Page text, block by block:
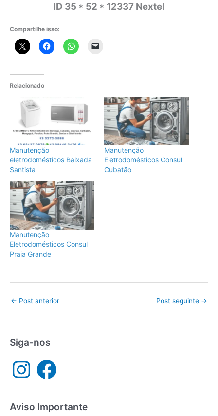
ID 35 * 52 * 12337 Nextel
Compartilhe isso:
Relacionado
Manutenção
eletrodomésticos Baixada
Santista
Manutenção
Eletrodomésticos Consul
Cubatão
Manutenção
Eletrodomésticos Consul
Praia Grande
← Post anterior Post seguinte →
Siga-nos
n
a
m
a
c
Aviso Importante